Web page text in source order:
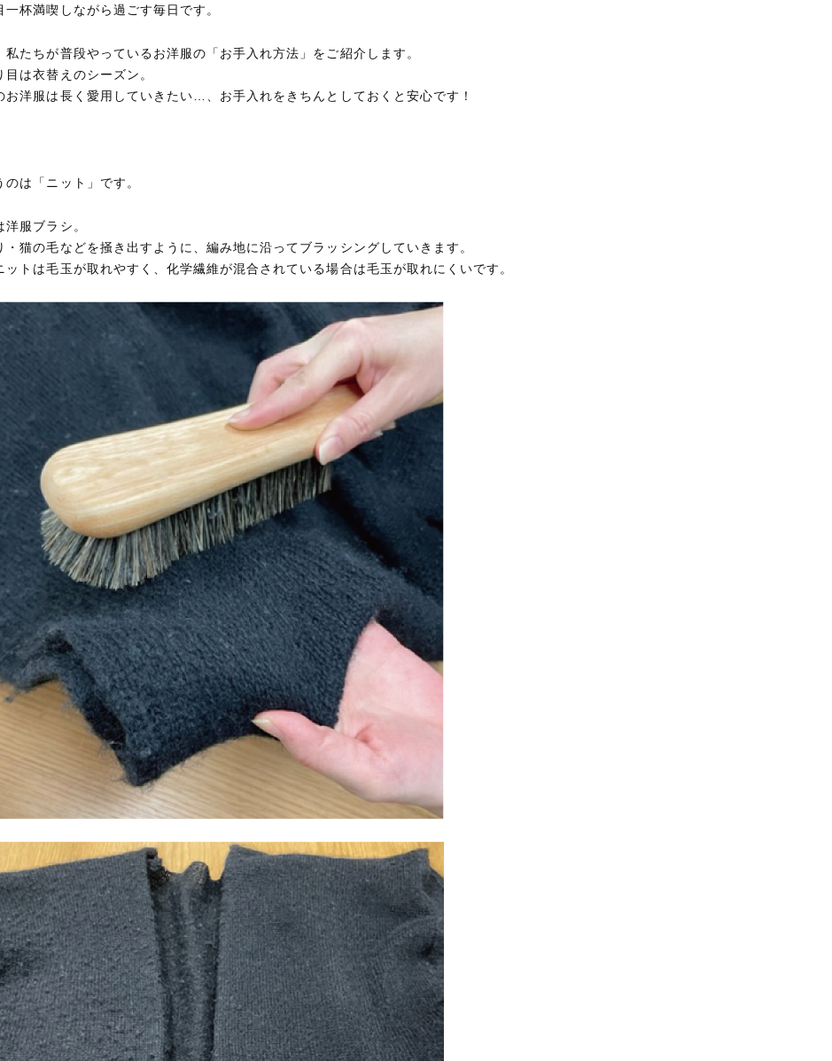
一杯満喫しながら過ごす毎日です。
私たちが普段やっているお洋服の「お手入れ方法」をご紹介します。
目は衣替えのシーズン。
お洋服は長く愛用していきたい…、お手入れをきちんとしておくと安心です！
は「ニット」です。
服ブラシ。
・猫の毛などを掻き出すように、編み地に沿ってブラッシングしていきます。
ットは毛玉が取れやすく、化学繊維が混合されている場合は毛玉が取れにくいです。